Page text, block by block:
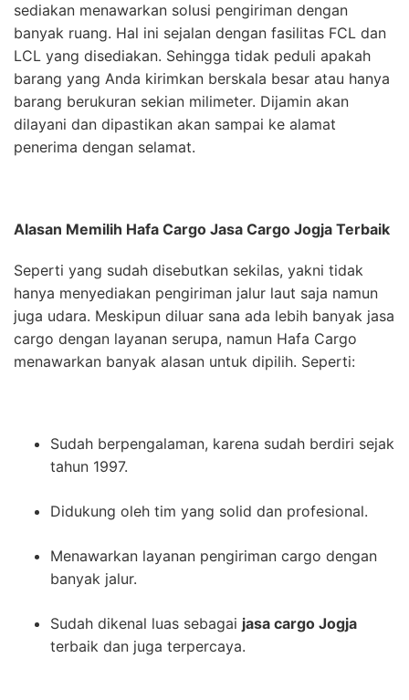
sediakan menawarkan solusi pengiriman dengan
banyak ruang. Hal ini sejalan dengan fasilitas FCL dan
LCL yang disediakan. Sehingga tidak peduli apakah
barang yang Anda kirimkan berskala besar atau hanya
barang berukuran sekian milimeter. Dijamin akan
dilayani dan dipastikan akan sampai ke alamat
penerima dengan selamat.
Alasan Memilih Hafa Cargo Jasa Cargo Jogja Terbaik
Seperti yang sudah disebutkan sekilas, yakni tidak
hanya menyediakan pengiriman jalur laut saja namun
juga udara. Meskipun diluar sana ada lebih banyak jasa
cargo dengan layanan serupa, namun Hafa Cargo
menawarkan banyak alasan untuk dipilih. Seperti:
Sudah berpengalaman, karena sudah berdiri sejak
tahun 1997.
Didukung oleh tim yang solid dan profesional.
Menawarkan layanan pengiriman cargo dengan
banyak jalur.
Sudah dikenal luas sebagai jasa cargo Jogja
terbaik dan juga terpercaya.